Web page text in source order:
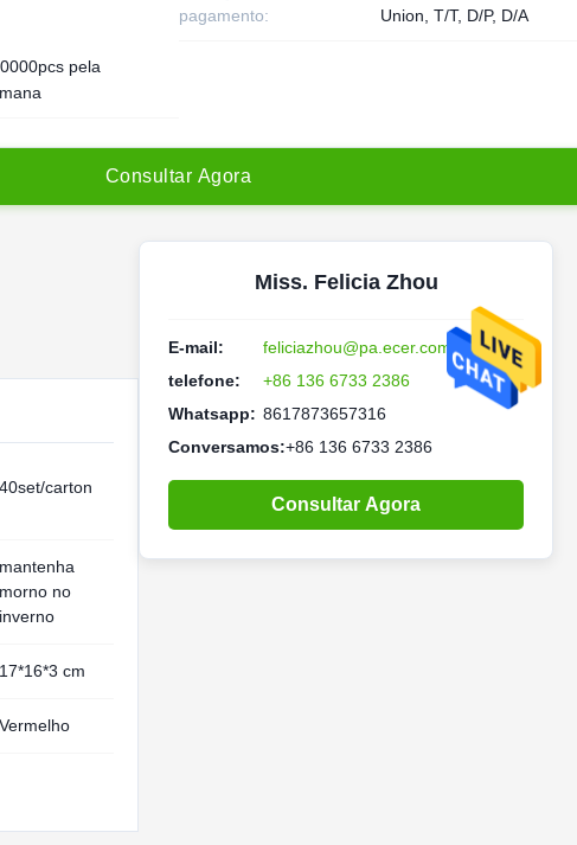
pagamento:
Union, T/T, D/P, D/A
pela
Consu tar Agora
40set/carton
mantenha
morno no
inverno
17*16*3 cm
Vermelho
Miss. Felicia Zhou
E-mail:
feliciazhou@pa.ecer.com
telefone:
+86 136 6733 2386
Whatsapp: 8617873657316
Conversamos:+86 136 6733 2386
Consultar Agora